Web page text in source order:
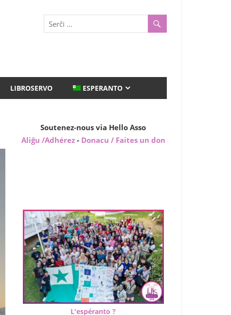
LIBROSERVO ESPERANTO
Soutenez-nous via Hello Asso
Aliĝu /Adhérez - Donacu / Faites un don
L'espéranto ?